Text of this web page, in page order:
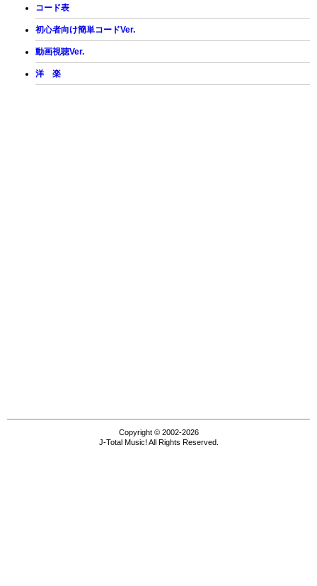
コード表
初心者向け簡単コードVer.
動画視聴Ver.
洋 楽
Copyright © 2002-2026
J-Total Music! All Rights Reserved.